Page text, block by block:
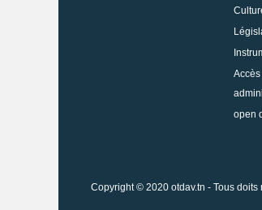
open
Copyright © 2020 otdav.tn - Tous